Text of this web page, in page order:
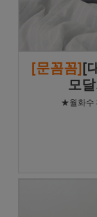
[문꼼꼼][
모
★월화수